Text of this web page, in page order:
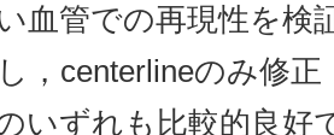
血管での再現性を検
，centerlineのみ修正
いずれも比較的良好